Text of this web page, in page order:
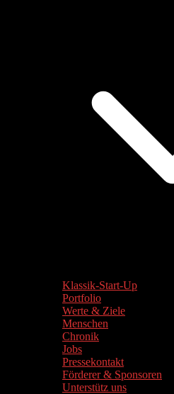
Klassik-Start-Up
Portfolio
Werte & Ziele
Menschen
Chronik
Jobs
Pressekontakt
Förderer & Sponsoren
Unterstütz uns